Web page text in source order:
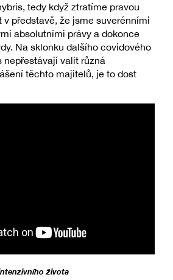
tedy když ztratíme pravou
v představě, že jsme suverénními
absolutními právy a dokonce
Na sklonku dalšího covidového
nepřestávají valit různá
těchto majitelů, je to dost
života